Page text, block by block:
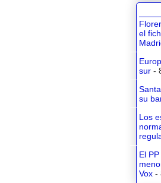
el
sur-
su
Los
El
Vox-